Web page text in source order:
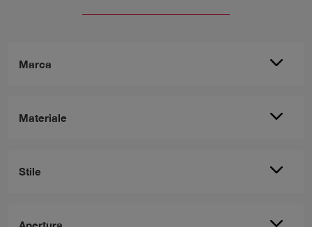
Marca
Materiale
Stile